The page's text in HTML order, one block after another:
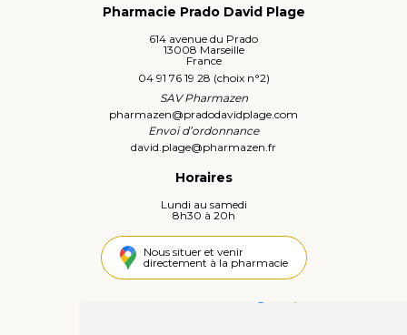
Pharmacie Prado David Plage
614 avenue du Prado
13008 Marseille
France
04 91 76 19 28 (choix n°2)
SAV Pharmazen
pharmazen@pradodavidplage.com
Envoi d’ordonnance
david.plage@pharmazen.fr
Horaires
Lundi au samedi
8h30 à 20h
Nous situer et venir
directement à la pharmacie